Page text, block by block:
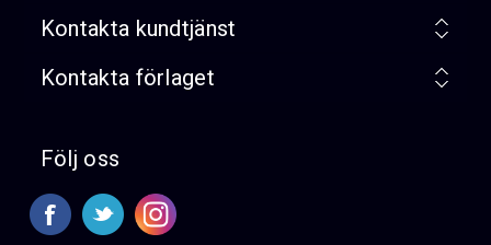
Kontakta kundtjänst
Kontakta förlaget
Följ oss